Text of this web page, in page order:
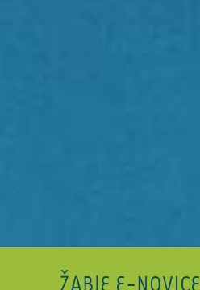
ŽABJE E-NOVICE